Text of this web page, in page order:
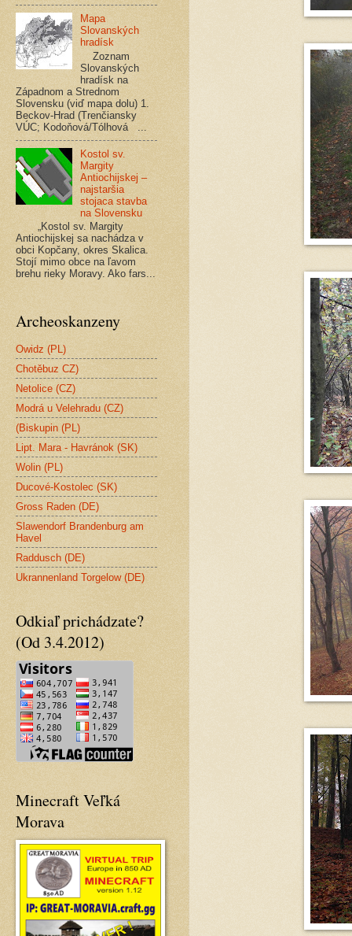
Mapa
Slovanských
hradísk
Zoznam
Slovanských
hradísk na
Západnom a Strednom
Slovensku (viď mapa dolu) 1.
Beckov-Hrad (Trenčiansky
VÚC; Kodoňová/Tólhová ...
Kostol sv.
Margity
Antiochijskej –
najstaršia
stojaca stavba
na Slovensku
„Kostol sv. Margity
Antiochijskej sa nachádza v
obci Kopčany, okres Skalica.
Stojí mimo obce na ľavom
brehu rieky Moravy. Ako fars...
Archeoskanzeny
Owidz (PL)
Chotěbuz CZ)
Netolice (CZ)
Modrá u Velehradu (CZ)
(Biskupin (PL)
Lipt. Mara - Havránok (SK)
Wolin (PL)
Ducové-Kostolec (SK)
Gross Raden (DE)
Slawendorf Brandenburg am
Havel
Raddusch (DE)
Ukrannenland Torgelow (DE)
Odkiaľ prichádzate?
(Od 3.4.2012)
Minecraft Veľká
Morava